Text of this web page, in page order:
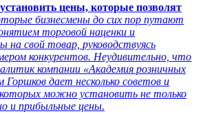
цены, которые позволят
бизнесмены до сих пор путают
торговой наценки и
на свой товар, руководствуясь
конкурентов. Неудивительно, что
компании «Академия розничных
Горшков дает несколько советов и
можно установить не только
и прибыльные цены.